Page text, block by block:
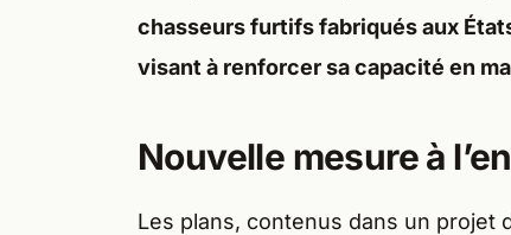
chasseurs furtifs fabriqués aux
visant à renforcer sa capacité en
Nouvelle mesure à
Les plans, contenus dans un projet